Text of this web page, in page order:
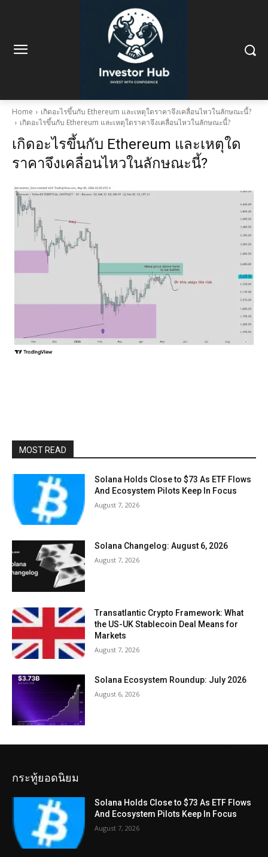
Home
เกิดอะไรขึ้นกับ Ethereum และเหตุใดราคาจึงเคลื่อนไหวในลักษณะนี้?
เกิดอะไรขึ้นกับ Ethereum และเหตุใดราคาจึงเคลื่อนไหวในลักษณะนี้?
เกิดอะไรขึ้นกับ Ethereum และเหตุใด
ราคาจึงเคลื่อนไหวในลักษณะนี้?
MOST READ
Solana Holds Close to $73 As ETF Flows
And Ecosystem Pilots Keep In Focus
August 7, 2026
Solana Changelog: August 6, 2026
August 7, 2026
Transatlantic Crypto Framework: What
the US-UK Stablecoin Deal Means for
Markets
August 7, 2026
Solana Ecosystem Roundup: July 2026
August 6, 2026
กระทู้ยอดนิยม
Solana Holds Close to $73 As ETF Flows
And Ecosystem Pilots Keep In Focus
August 7, 2026